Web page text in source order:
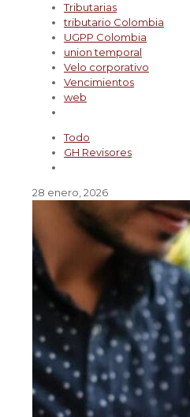
Tributarias
tributario Colombia
UGPP Colombia
union temporal
Velo corporativo
Vencimientos
web
Todo
GH Revisores
28 enero, 2026